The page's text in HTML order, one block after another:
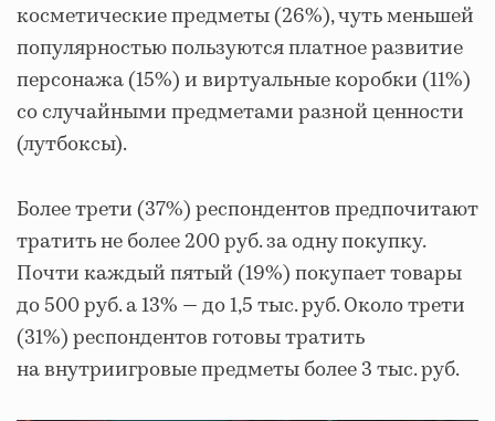
косметические предметы (26%), чуть меньшей
популярностью пользуются платное развитие
персонажа (15%) и виртуальные коробки (11%)
со случайными предметами разной ценности
(лутбоксы).
Более трети (37%) респондентов предпочитают
тратить не более 200 руб. за одну покупку.
Почти каждый пятый (19%) покупает товары
до 500 руб. а 13% — до 1,5 тыс. руб. Около трети
(31%) респондентов готовы тратить
на внутриигровые предметы более 3 тыс. руб.